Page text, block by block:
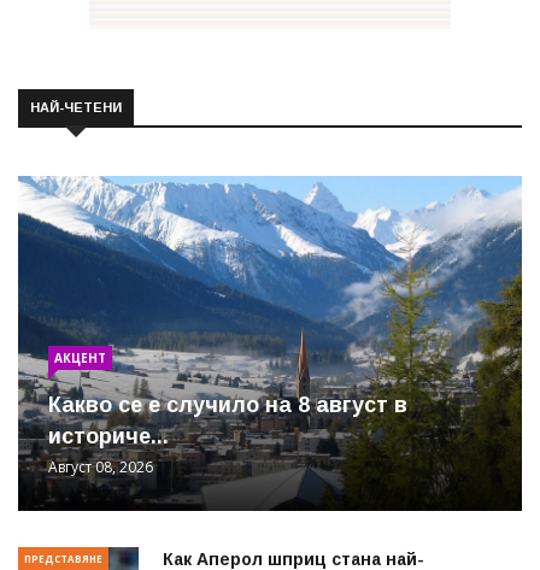
НАЙ-ЧЕТЕНИ
АКЦЕНТ
Какво се е случило на 8 август в
историче...
Август 08, 2026
ПРЕДСТАВЯНЕ
Как Аперол шприц стана най-